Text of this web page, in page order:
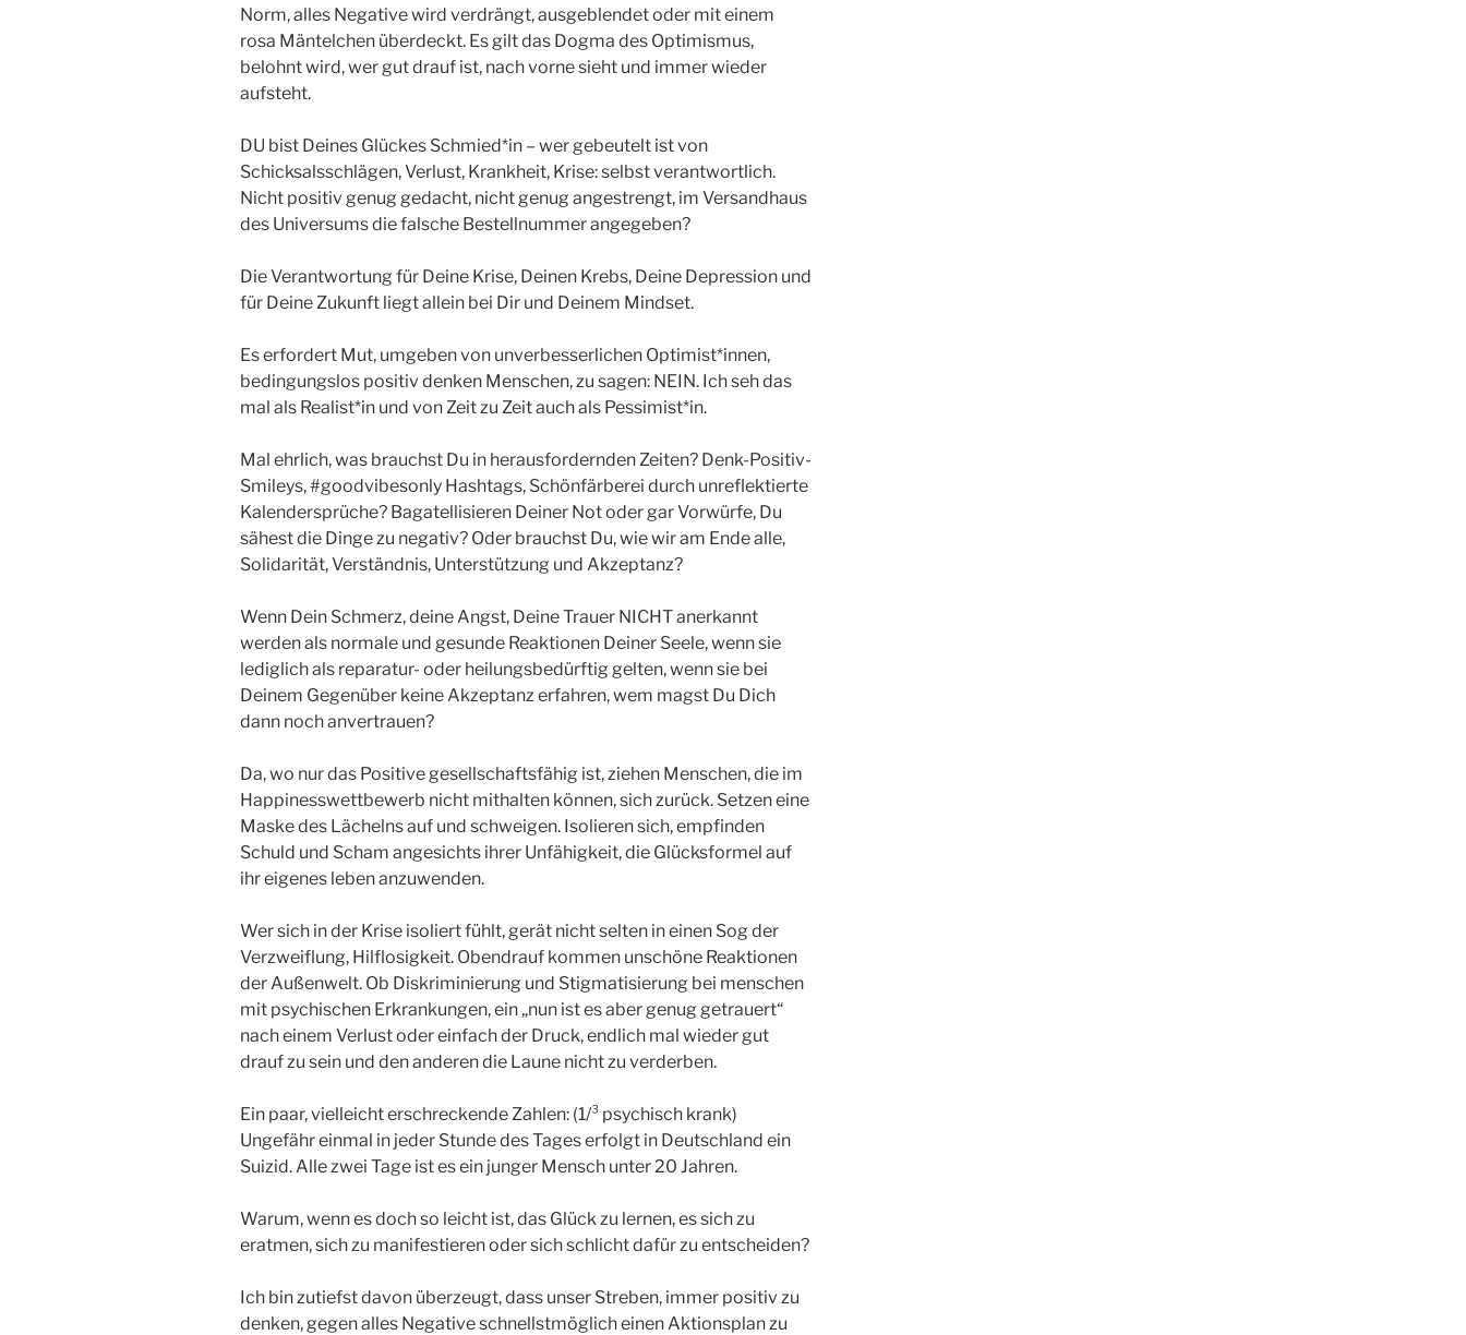
Norm, alles Negative wird verdrängt, ausgeblendet oder mit einem
rosa Mäntelchen überdeckt. Es gilt das Dogma des Optimismus,
belohnt wird, wer gut drauf ist, nach vorne sieht und immer wieder
aufsteht.
DU bist Deines Glückes Schmied*in – wer gebeutelt ist von
Schicksalsschlägen, Verlust, Krankheit, Krise: selbst verantwortlich.
Nicht positiv genug gedacht, nicht genug angestrengt, im Versandhaus
des Universums die falsche Bestellnummer angegeben?
Die Verantwortung für Deine Krise, Deinen Krebs, Deine Depression und
für Deine Zukunft liegt allein bei Dir und Deinem Mindset.
Es erfordert Mut, umgeben von unverbesserlichen Optimist*innen,
bedingungslos positiv denken Menschen, zu sagen: NEIN. Ich seh das
mal als Realist*in und von Zeit zu Zeit auch als Pessimist*in.
Mal ehrlich, was brauchst Du in herausfordernden Zeiten? Denk-Positiv-
Smileys, #goodvibesonly Hashtags, Schönfärberei durch unreflektierte
Kalendersprüche? Bagatellisieren Deiner Not oder gar Vorwürfe, Du
sähest die Dinge zu negativ? Oder brauchst Du, wie wir am Ende alle,
Solidarität, Verständnis, Unterstützung und Akzeptanz?
Wenn Dein Schmerz, deine Angst, Deine Trauer NICHT anerkannt
werden als normale und gesunde Reaktionen Deiner Seele, wenn sie
lediglich als reparatur- oder heilungsbedürftig gelten, wenn sie bei
Deinem Gegenüber keine Akzeptanz erfahren, wem magst Du Dich
dann noch anvertrauen?
Da, wo nur das Positive gesellschaftsfähig ist, ziehen Menschen, die im
Happinesswettbewerb nicht mithalten können, sich zurück. Setzen eine
Maske des Lächelns auf und schweigen. Isolieren sich, empfinden
Schuld und Scham angesichts ihrer Unfähigkeit, die Glücksformel auf
ihr eigenes leben anzuwenden.
Wer sich in der Krise isoliert fühlt, gerät nicht selten in einen Sog der
Verzweiflung, Hilflosigkeit. Obendrauf kommen unschöne Reaktionen
der Außenwelt. Ob Diskriminierung und Stigmatisierung bei menschen
mit psychischen Erkrankungen, ein „nun ist es aber genug getrauert“
nach einem Verlust oder einfach der Druck, endlich mal wieder gut
drauf zu sein und den anderen die Laune nicht zu verderben.
Ein paar, vielleicht erschreckende Zahlen: (1/³ psychisch krank)
Ungefähr einmal in jeder Stunde des Tages erfolgt in Deutschland ein
Suizid. Alle zwei Tage ist es ein junger Mensch unter 20 Jahren.
Warum, wenn es doch so leicht ist, das Glück zu lernen, es sich zu
eratmen, sich zu manifestieren oder sich schlicht dafür zu entscheiden?
Ich bin zutiefst davon überzeugt, dass unser Streben, immer positiv zu
denken, gegen alles Negative schnellstmöglich einen Aktionsplan zu